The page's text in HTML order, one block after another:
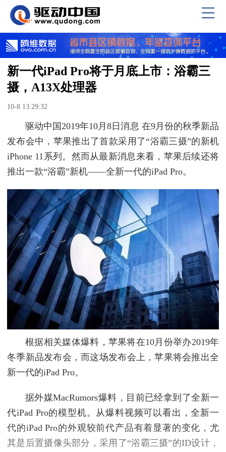
新一代iPad Pro将于月底上市：浴霸三
摄，A13X处理器
10-8 13:29:32
驱动中国2019年10月8日消息 在9月份的秋季新品
发布会中，苹果推出了首款采用了“浴霸三摄”的新机
iPhone 11系列。然而从最新消息来看，苹果后续还将
推出一款“浴霸”新机——全新一代的iPad Pro。
根据相关媒体爆料，苹果将在10月份举办2019年
冬季新品发布会，而这场发布会上，苹果将会推出全
新一代的iPad Pro。
据外媒MacRumors爆料，目前已经拿到了全新一
代iPad Pro的模型机。从爆料视频可以看出，全新一
代的iPad Pro的外观较前代产品有着显著的变化，尤
其是后置摄像头部分，采用了“浴霸三摄”的ID设计，